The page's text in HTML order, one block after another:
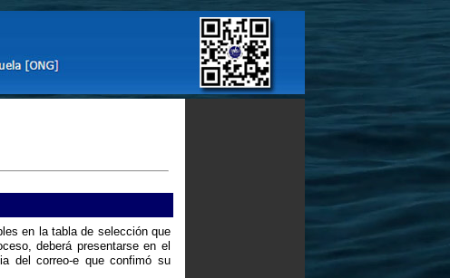
en la tabla de selección que
deberá presentarse en el
del correo-e que confimó su